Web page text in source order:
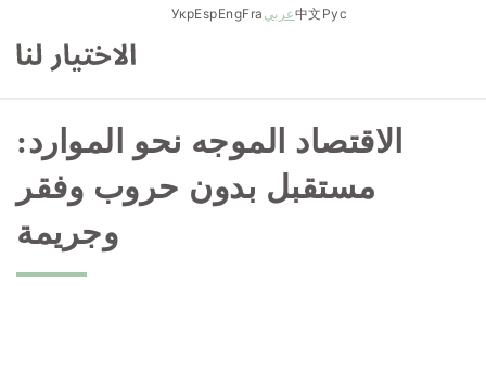
content
УкрEspEngFra عربي中文 Рус
الاقتصاد الموجه نحو الموارد:
مستقبل بدون حروب وفقر
وجريمة